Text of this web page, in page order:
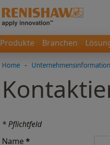
Produkte Branchen
Home -
* Pflichtfeld
Name*